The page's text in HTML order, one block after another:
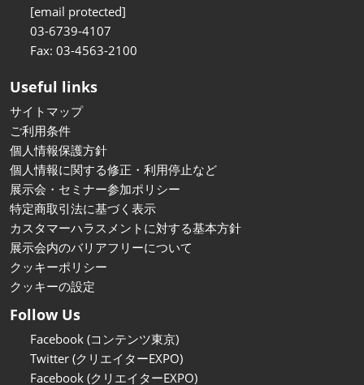
[email protected]
03-6739-4107
Fax: 03-4563-2100
Useful links
サイトマップ
ご利用条件
個人情報保護方針
個人情報に関する修正・利用停止など
展示会・セミナー参加ポリシー
特定商取引法に基づく表示
カスタマーハラスメントに対する基本方針
展示会内のバリアフリーについて
クッキーポリシー
クッキーの設定
Follow Us
Facebook (コンテンツ東京)
Twitter (クリエイターEXPO)
Facebook (クリエイターEXPO)